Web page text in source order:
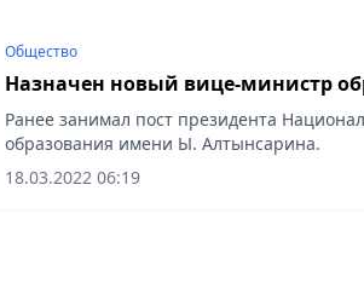
Общество
Назначен новый вице-министр
Ранее занимал пост президента
образования имени Ы. Алтынсарина.
18.03.2022 06:19